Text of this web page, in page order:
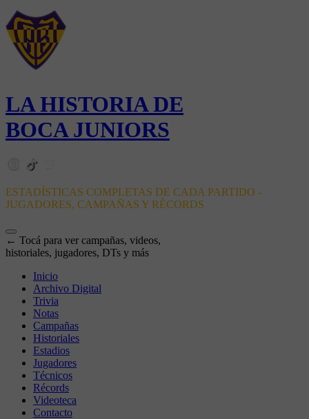
LA HISTORIA DE
BOCA JUNIORS
ESTADÍSTICAS COMPLETAS DE CADA PARTIDO -
JUGADORES, CAMPAÑAS Y RÉCORDS
← Tocá para ver campañas, videos,
historiales, jugadores, DTs y más
Inicio
Archivo Digital
Trivia
Notas
Campañas
Historiales
Estadios
Jugadores
Técnicos
Récords
Videoteca
Contacto